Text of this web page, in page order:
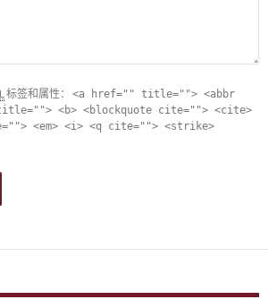
标签和属性： <a href="" title=""> <abbr
<b> <blockquote cite=""> <cite>
<em> <i> <q cite=""> <strike>